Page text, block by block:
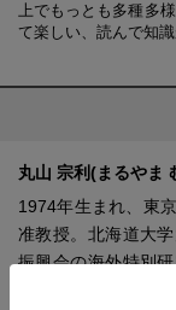
上でもっとも多種多
て楽しい、読んで知
丸山 宗利(まるやま
1974年生まれ、東
准教授。北海道大
振興会の海外特別
然史博物館に在籍